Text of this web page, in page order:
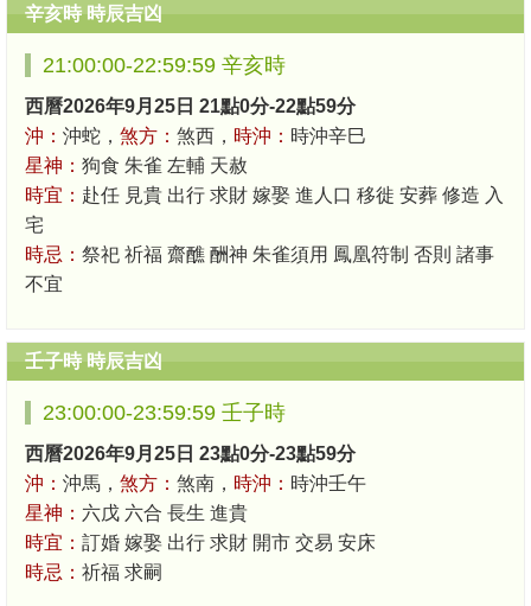
辛亥時 時辰吉凶
21:00:00-22:59:59 辛亥時
西曆2026年9月25日 21點0分-22點59分
沖： 沖蛇， 煞方： 煞西， 時沖： 時沖辛巳
星神： 狗食 朱雀 左輔 天赦
時宜： 赴任 見貴 出行 求財 嫁娶 進人口 移徙 安葬 修造 入
宅
時忌： 祭祀 祈福 齋醮 酬神 朱雀須用 鳳凰符制 否則 諸事
不宜
壬子時 時辰吉凶
23:00:00-23:59:59 壬子時
西曆2026年9月25日 23點0分-23點59分
沖： 沖馬， 煞方： 煞南， 時沖： 時沖壬午
星神： 六戊 六合 長生 進貴
時宜： 訂婚 嫁娶 出行 求財 開市 交易 安床
時忌： 祈福 求嗣